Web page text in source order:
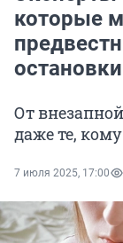
которые
От
даже те,
7 июля 2025, 17:00